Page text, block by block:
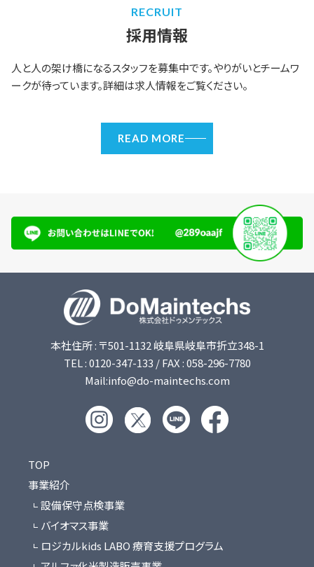
RECRUIT
採用情報
人と人の架け橋になるスタッフを募集中です。やりがいとチームワ
ークが待っています。詳細は求人情報をご覧ください。
READ MORE
本社住所 : 〒501-1132 岐阜県岐阜市折立348-1
TEL : 0120-347-133 / FAX : 058-296-7780
Mail:info@do-maintechs.com
TOP
事業紹介
設備保守点検事業
バイオマス事業
ロジカルkids LABO 療育支援プログラム